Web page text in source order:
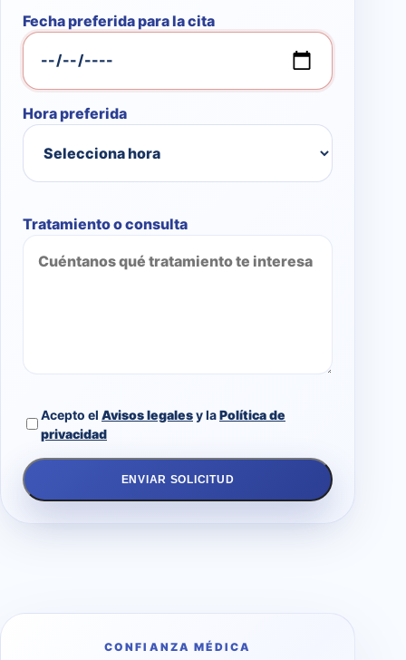
Fecha preferida para la cita
Hora preferida
Tratamiento o consulta
Acepto el Avisos legalesy laPolítica de
privacidad
ENVIAR SOLICITUD
CONFIANZA MÉDICA